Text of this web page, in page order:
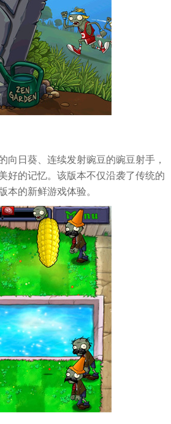
日葵、连续发射豌豆的豌豆射手，
好的记忆。该版本不仅沿袭了传统的
本的新鲜游戏体验。